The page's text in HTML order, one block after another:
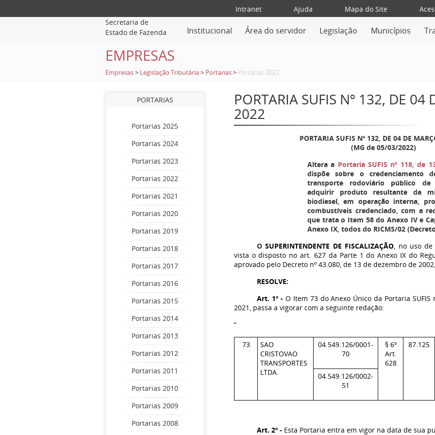
Intranet Ajuda Mapa do Site
Secretaria de
Estado de Fazenda
Institucional Área do servidor Legislação Municípios
EMPRESAS
Empresas > Legislação Tributária > Portarias > Portarias 2022
PORTARIAS
Portarias 2025
Portarias 2024
Portarias 2023
Portarias 2022
Portarias 2021
Portarias 2020
Portarias 2019
Portarias 2018
Portarias 2017
Portarias 2016
Portarias 2015
Portarias 2014
Portarias 2013
Portarias 2012
Portarias 2011
Portarias 2010
Portarias 2009
Portarias 2008
PORTARIA SUFIS Nº 132, DE 04
2022
PORTARIA SUFIS Nº 132, DE 04 DE
(MG de 05/03/2022)
Altera a Portaria SUFIS nº 118, de
dispõe sobre o credenciamento
transporte rodoviário público de
adquirir produto resultante da
biodiesel, em operação interna,
combustíveis credenciado, com a
que trata o Item 58 do Anexo IV e
Anexo IX, todos do RICMS/02
OSUPERINTENDENTE DE FISCALIZAÇÃO, no uso
vista o disposto no art. 627 da Parte 1 do Anexo IX do
aprovado pelo Decreto nº 43.080, de 13 de dezembro de 2002,
RESOLVE:
Art. 1º -O Item 73 do Anexo Único da Portaria SUFIS
2021, passa a vigorar com a seguinte redação:
“
73
SAO
CRISTOVAO
TRANSPORTES
LTDA.
04.549.126/0001-
70
§ 6º
Art.
628
87.125
04.549.126/0002-
51
Art. 2º - Esta Portaria entra em vigor na data de sua